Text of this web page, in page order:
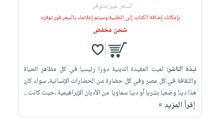
السعر غير متوفر
بإمكانك إضافة الكتاب إلى الطلبية وسيتم إعلامك بالسعر فور توفره
شحن مخفض
نبذة الناشر: لعبت العقيدة الدينية دورا رئيسيا في كل مظاهر الحياة
والثقافة في كل عصر وفي كل حضارة من الحضارات الإنسانية، سواء كان
هذا دينا وضعيا بشريا أو دينا سماويا من الأديان الإبراهيمية ،حيث كانت...
إقرأ المزيد »